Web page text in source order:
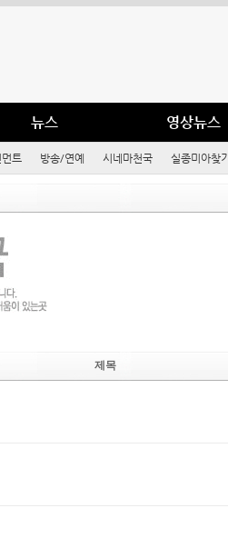
뉴스 영상뉴스
트 방송/연예 시네마천국 실종미아찾
제목